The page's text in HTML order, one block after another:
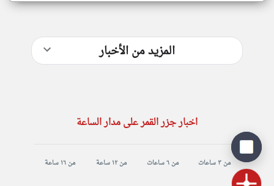
المزيد من الأخبار
اخبار جزر القمر على مدار الساعة
من ٣ ساعات من ٦ ساعات من ١٢ ساعة من ١٦ ساعة